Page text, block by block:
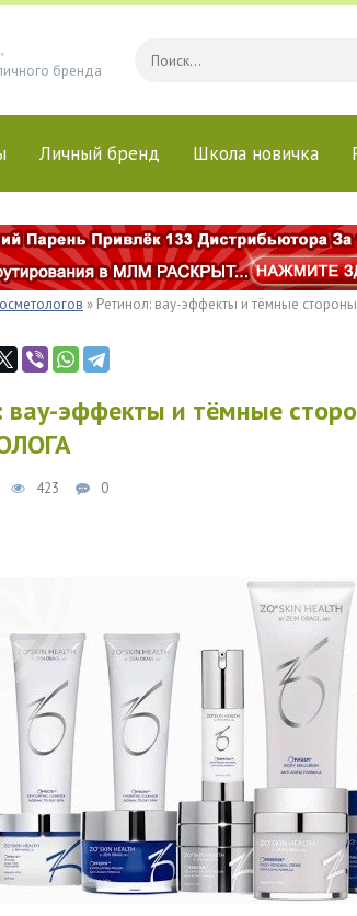
бренда
Личный бренд Школа новичка
» Ретинол: вау-эффекты и тёмные
вау-эффекты и тёмные
423 0